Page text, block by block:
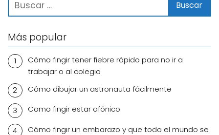
Más popular
Cómo fingir tener fiebre rápido para no ir a
trabajar o al colegio
Cómo dibujar un astronauta fácilmente
Como fingir estar afónico
Cómo fingir un embarazo y que todo el mundo se